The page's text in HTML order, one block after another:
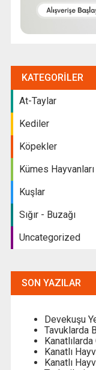
KATEGORILER
At-Taylar
Kediler
Köpekler
Kümes Hayvanları
Kuşlar
Sığır - Buzağı
Uncategorized
SON YAZILAR
Devekuşu
Tavuklarda
Kanatlı
Kanatlı